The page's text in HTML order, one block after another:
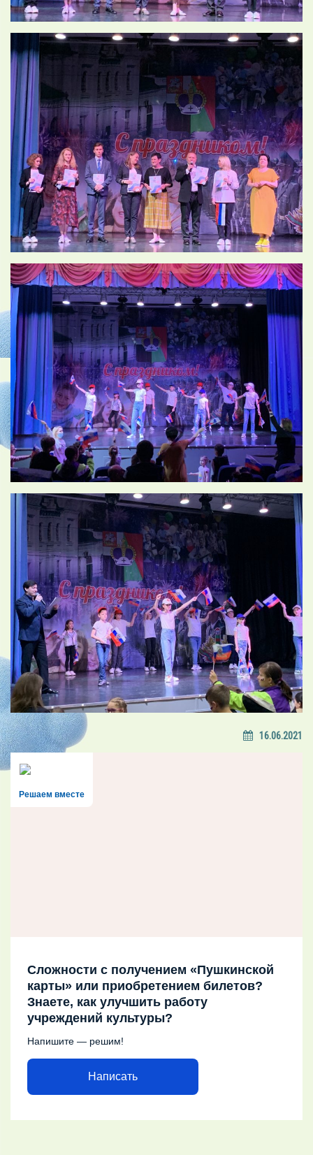
16.06.2021
Решаем вместе
Сложности с получением «Пушкинской
карты» или приобретением билетов?
Знаете, как улучшить работу
учреждений культуры?
Напишите — решим!
Написать